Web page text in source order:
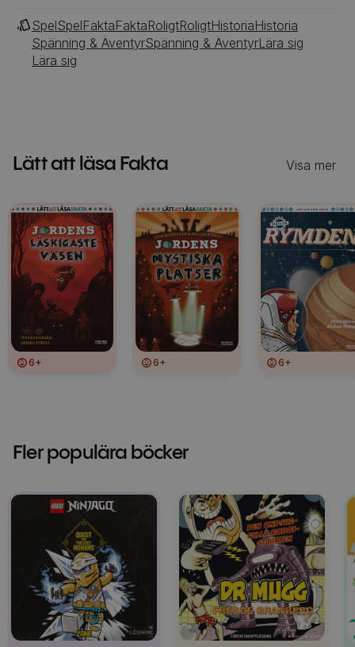
SpelSpelFaktaFaktaRoligtRoligtHistoriaHistoria
Spänning & ÄventyrSpänning & ÄventyrLära sig
Lära sig
Lätt att läsa Fakta Visa mer
6+ 6+ 6+
Fler populära böcker